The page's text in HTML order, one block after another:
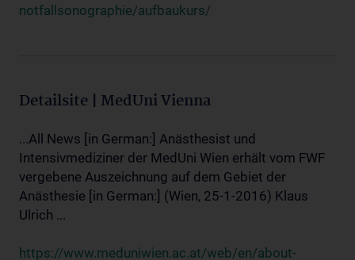
notfallsonographie/aufbaukurs/
Detailsite | MedUni Vienna
...All News [in German:] Anästhesist und
Intensivmediziner der MedUni Wien erhält vom FWF
vergebene Auszeichnung auf dem Gebiet der
Anästhesie [in German:] (Wien, 25-1-2016) Klaus
Ulrich ...
https://www.meduniwien.ac.at/web/en/about-